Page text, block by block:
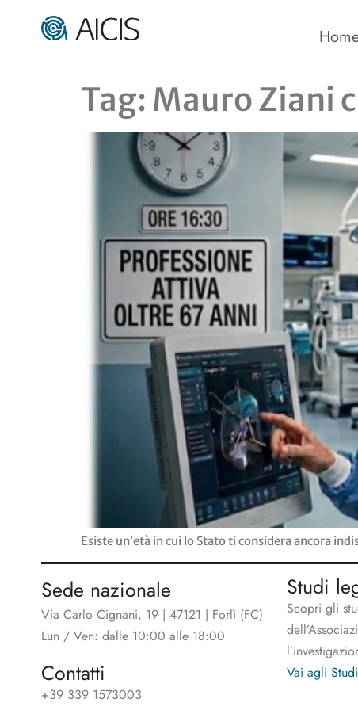
Tag: Mauro Ziani
Esiste un’età in cui lo Stato ti considera ancora
Sede nazionale
Via Carlo Cignani, 19 | 47121 | Forlì (FC)
Lun / Ven: dalle 10:00 alle 18:00
Contatti
+39 339 1573003
Studi
Scopri gli
Vai agli